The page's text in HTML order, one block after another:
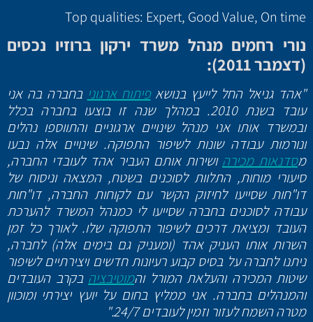
Top qualities: Expert, Good Value, On time
נורי רחמים מנהל משרד ירקון ברוזיו נכסים
(דצמבר 2011):
"אהד גניאל החל לייעץ בנושאפיתוח ארגוני בחברה בה אני
עובד בשנת 2010. במהלך שנה זו בוצעו בחברה בכלל
ובמשרד אותו אני מנהל שינויים ארגוניים והתווספו נהלים
ונורמות עבודה שונות לשיפור התפוקה. שינויים אלה נבעו
מסדנאות מכירה ושירות אותם העביר אהד לעובדי החברה,
סיעורי מוחות, התלוות לסוכנים בשטח, המצאה וניסוח של
דו"חות שסייעו לחיזוק הקשר עם לקוחות החברה, דו"חות
עבודה לסוכנים בחברה שסייעו לי כמנהל המשרד להערכת
העובד ומציאת דרכים לשיפור התפוקה שלו. לאורך כל זמן
השרות אותו העניק אהד (ומעניק גם בימים אלה) לחברה,
ניתנו לחברה על בסיס קבוע רעיונות חדשים ויצירתיים לשיפור
שיטות המכירה והעלאת המורל והמוטיבציה בקרב העובדים
והמנהלים בחברה. אני ממליץ בחום על יועץ יצירתי ומוכוון
מטרה השמח לעזור וזמין לעובדים 24/7."